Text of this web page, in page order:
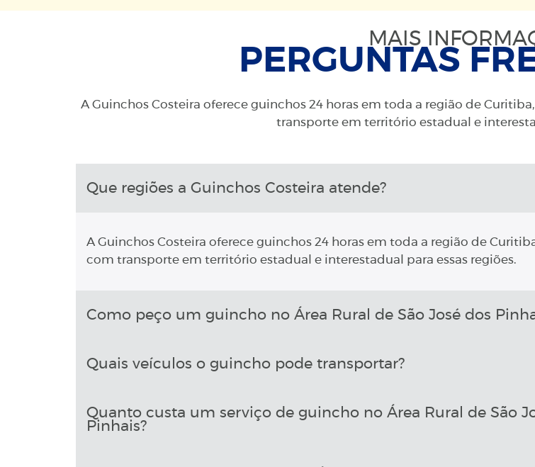
MAIS
PERGUNTAS
A Guinchos Costeira oferece guinchos 24 horas em toda a região de
transporte em território estadual e
Que regiões a Guinchos Costeira atende?
A Guinchos Costeira oferece guinchos 24 horas em toda a região de
com transporte em território estadual e interestadual para essas regiões.
Como peço um guincho no Área Rural de São José dos
Quais veículos o guincho pode transportar?
Quanto custa um serviço de guincho no Área Rural de São
Pinhais?